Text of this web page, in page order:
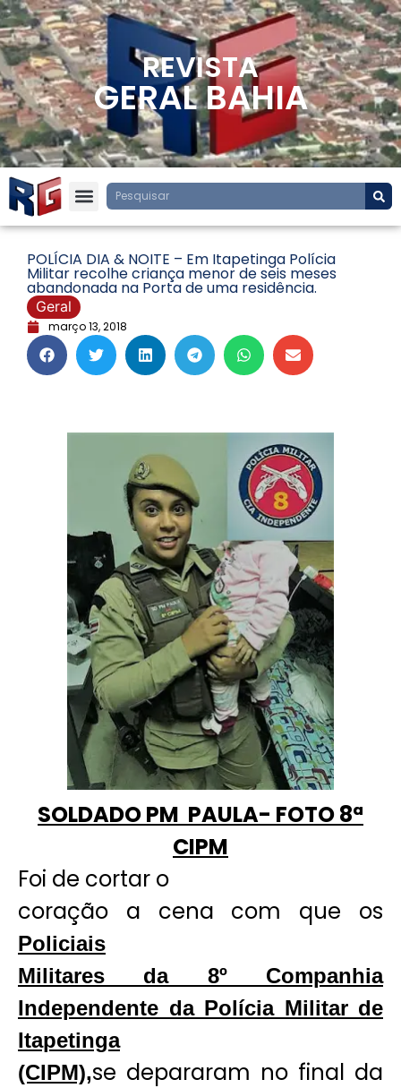
REVISTA
GERAL BAHIA
POLÍCIA DIA & NOITE – Em Itapetinga Polícia
Militar recolhe criança menor de seis meses
abandonada na Porta de uma residência.
Geral
março 13, 2018
SOLDADO PM PAULA- FOTO 8ª
CIPM
Foi de cortar o
coração a cena com que os
Policiais
Militares da 8º Companhia
Independente da Polícia Militar de
Itapetinga
(CIPM),se depararam no final da